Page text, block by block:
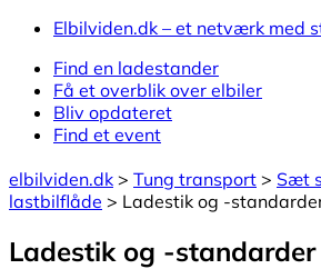
Elbilviden.dk – et netværk med
Find en ladestander
Få et overblik over elbiler
Bliv opdateret
Find et event
elbilviden.dk > Tung transport > Sæt
lastbilflåde > Ladestik og -
Ladestik og -standarder